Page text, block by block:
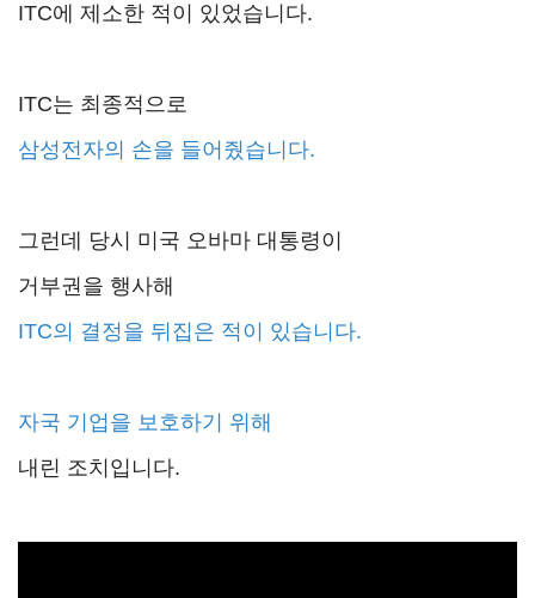
ITC에 제소한 적이 있었습니다.
ITC는 최종적으로
삼성전자의 손을 들어줬습니다.
그런데 당시 미국 오바마 대통령이
거부권을 행사해
ITC의 결정을 뒤집은 적이 있습니다.
자국 기업을 보호하기 위해
내린 조치입니다.